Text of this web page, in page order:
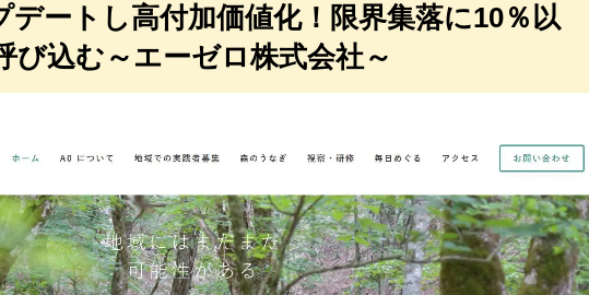
デートし高付加価値化！限界集落に10％以
び込む～エーゼロ株式会社～